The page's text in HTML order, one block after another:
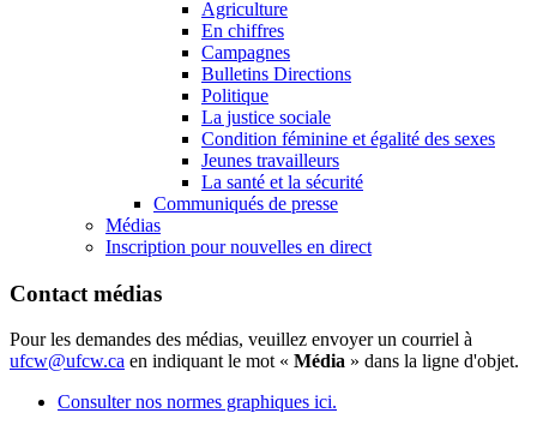
Agriculture
En chiffres
Campagnes
Bulletins Directions
Politique
La justice sociale
Condition féminine et égalité des sexes
Jeunes travailleurs
La santé et la sécurité
Communiqués de presse
Médias
Inscription pour nouvelles en direct
Contact médias
Pour les demandes des médias, veuillez envoyer un courriel à
ufcw@ufcw.ca en indiquant le mot « Média » dans la ligne d'objet.
Consulter nos normes graphiques ici.